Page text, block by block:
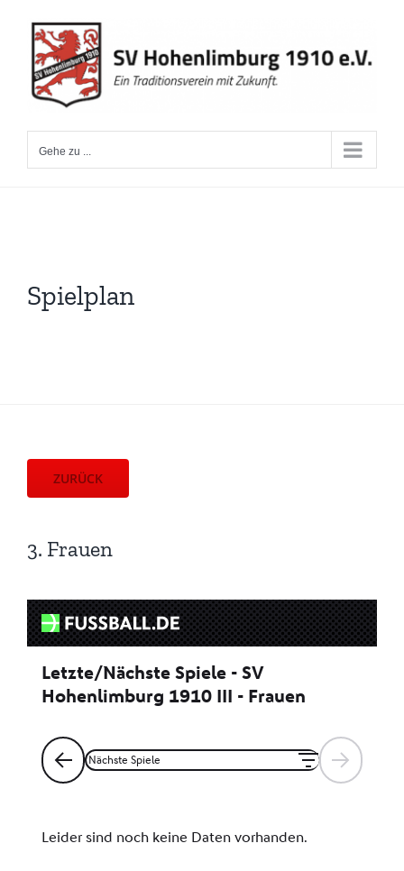
Inhalt
springen
Gehe zu ...
Spielplan
ZURÜCK
3. Frauen